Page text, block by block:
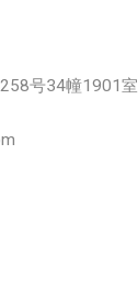
号34幢1901室